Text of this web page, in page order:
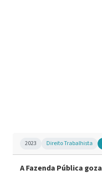
2023 Direito Trabalhista
A Fazenda Pública